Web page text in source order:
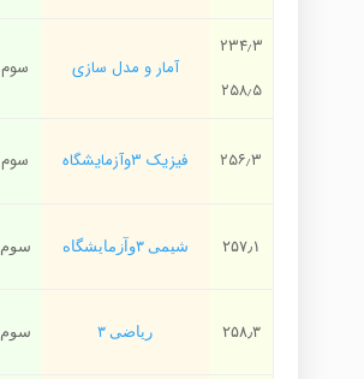
۲۳۴٫۳
۲۵۸٫۵
آمار و مدل سازی سوم
۲۵۶٫۳ فیزیک ۳وآزمایشگاه سوم
۲۵۷٫۱ شیمی ۳وآزمایشگاه سوم
۲۵۸٫۳ ریاضی ۳ سوم